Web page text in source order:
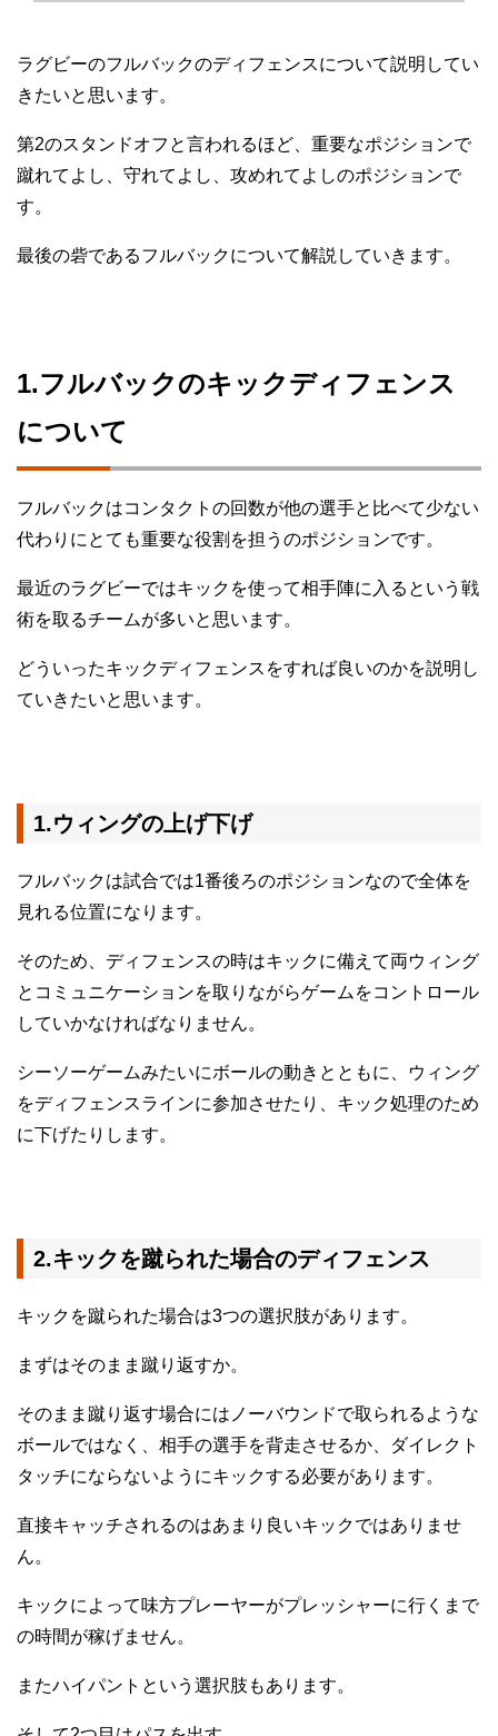
ラグビーのフルバックのディフェンスについて説明してい
きたいと思います。
第2のスタンドオフと言われるほど、重要なポジションで
蹴れてよし、守れてよし、攻めれてよしのポジションで
す。
最後の砦であるフルバックについて解説していきます。
1.フルバックのキックディフェンス
について
フルバックはコンタクトの回数が他の選手と比べて少ない
代わりにとても重要な役割を担うのポジションです。
最近のラグビーではキックを使って相手陣に入るという戦
術を取るチームが多いと思います。
どういったキックディフェンスをすれば良いのかを説明し
ていきたいと思います。
1.ウィングの上げ下げ
フルバックは試合では1番後ろのポジションなので全体を
見れる位置になります。
そのため、ディフェンスの時はキックに備えて両ウィング
とコミュニケーションを取りながらゲームをコントロール
していかなければなりません。
シーソーゲームみたいにボールの動きとともに、ウィング
をディフェンスラインに参加させたり、キック処理のため
に下げたりします。
2.キックを蹴られた場合のディフェンス
キックを蹴られた場合は3つの選択肢があります。
まずはそのまま蹴り返すか。
そのまま蹴り返す場合にはノーバウンドで取られるような
ボールではなく、相手の選手を背走させるか、ダイレクト
タッチにならないようにキックする必要があります。
直接キャッチされるのはあまり良いキックではありませ
ん。
キックによって味方プレーヤーがプレッシャーに行くまで
の時間が稼げません。
またハイパントという選択肢もあります。